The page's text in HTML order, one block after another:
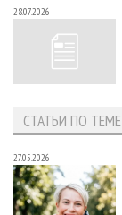
28.07.2026
СТАТЬИ ПО ТЕМЕ
27.05.2026